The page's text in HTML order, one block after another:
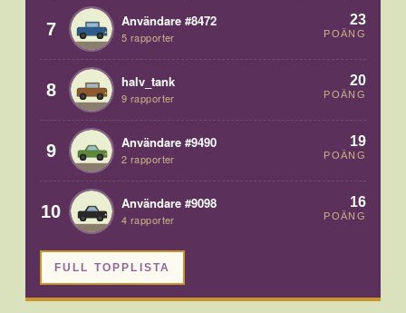
7 Användare #8472
5 rapporter
23
POÄNG
8 halv_tank
9 rapporter
20
POÄNG
9 Användare #9490
2 rapporter
19
POÄNG
10 Användare #9098
4 rapporter
16
POÄNG
FULL TOPPLISTA